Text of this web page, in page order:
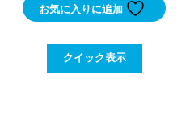
お気に入りに追加
クイック表示